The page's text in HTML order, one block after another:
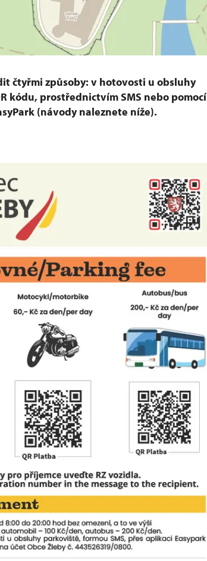
čtyřmi způsoby: v hotovosti u obsluhy
kódu, prostřednictvím SMS nebo pomocí
(návody naleznete níže).